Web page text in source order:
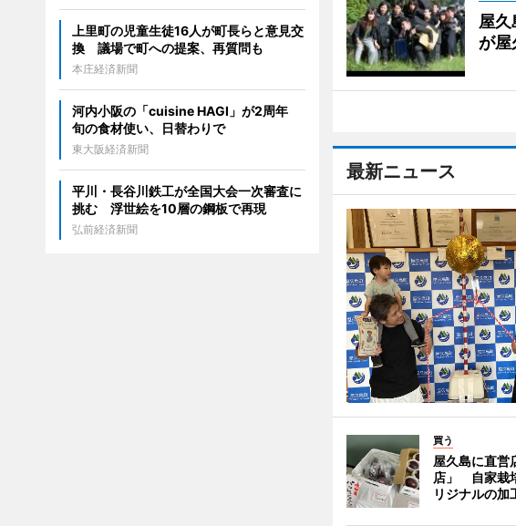
屋
が屋
最新ニュース
買う
屋久島に直営
店」 自家栽
リジナルの加
上里町の児童生徒16人が町長らと意見交
換 議場で町への提案、再質問も
本庄経済新聞
河内小阪の「cuisine HAGI」が2周年
旬の食材使い、日替わりで
東大阪経済新聞
平川・長谷川鉄工が全国大会一次審査に
挑む 浮世絵を10層の鋼板で再現
弘前経済新聞